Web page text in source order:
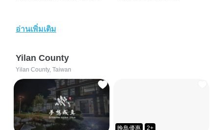
อ่านเพิ่มเติม
Yilan County
Yilan County, Taiwan
晚鳥優惠 2+